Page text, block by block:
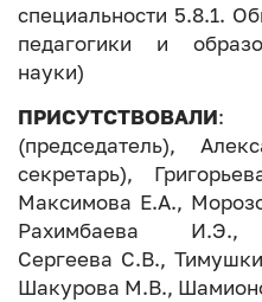
специальности 5.8.1.
педагогики и
науки)
ПРИСУТСТВОВАЛИ:
(председатель),
секретарь),
Максимова Е.А.,
Рахимбаева
Сергеева С.В.,
Шакурова М.В.,